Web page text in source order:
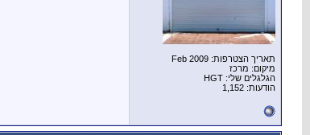
תאריך הצטרפות: Feb 2009
מיקום: מרכז
הגלגלים שלי: HGT
הודעות: 1,152